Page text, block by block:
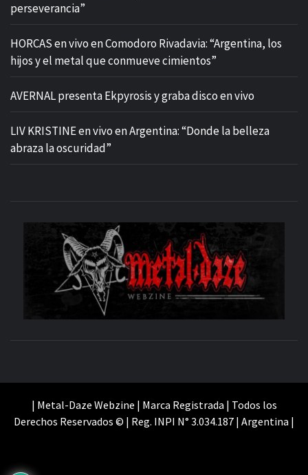
perseverancia”
HORCAS en vivo en Comodoro Rivadavia: “Argentina, los
hijos y el metal que conmueve cimientos”
AVERNAL presenta Ekpyrosis y graba disco en vivo
LIV KRISTINE en vivo en Argentina: “Donde la belleza
abraza la oscuridad”
| Metal-Daze Webzine | Marca Registrada | Todos los
Derechos Reservados © | Reg. INPI N° 3.034.187 | Argentina |